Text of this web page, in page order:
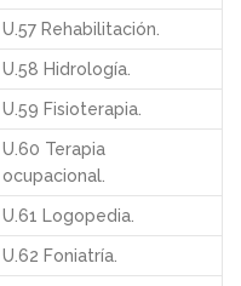
U.57 Rehabilitación.
U.58 Hidrología.
U.59 Fisioterapia.
U.60 Terapia
ocupacional.
U.61 Logopedia.
U.62 Foniatría.